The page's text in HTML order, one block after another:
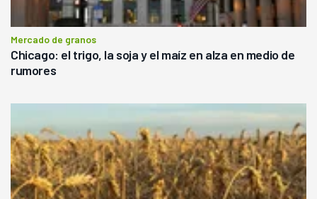
Mercado de granos
Chicago: el trigo, la soja y el maíz en alza en medio de
rumores